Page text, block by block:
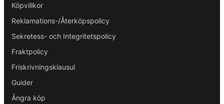
Köpvillkor
Reklamations-/Återköpspolicy
Sekretess- och Integritetspolicy
Fraktpolicy
Friskrivningsklausul
Guider
Ångra köp